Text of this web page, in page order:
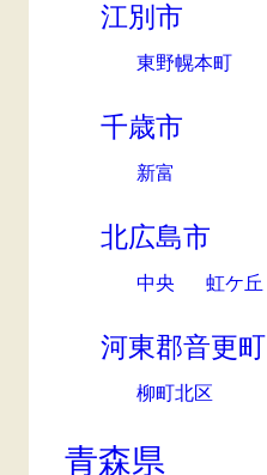
江別市
東野幌本町
千歳市
新富
北広島市
中央 虹ケ丘
河東郡音更町
柳町北区
青森県